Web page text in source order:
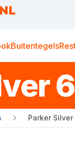
Buitentegels
Parker